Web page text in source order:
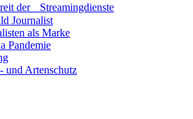
der Streamingdienste
Journalist
als Marke
Pandemie
und Artenschutz